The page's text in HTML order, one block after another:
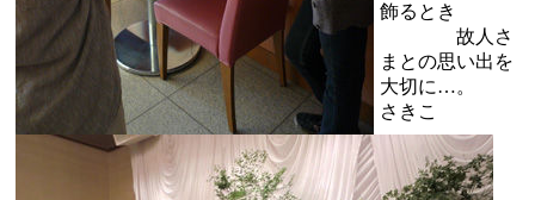
飾るとき
故人さ
まとの思い出を
大切に…。
さきこ